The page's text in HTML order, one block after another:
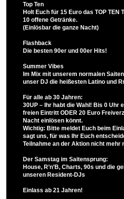
Top Ten
Holt Euch für 15 Euro das TOP TEN
10 offene Getränke.
(Einlösbar die ganze Nacht)
Flashback
Die besten 90er und 00er Hits!
Summer Vibes
Im Mix mit unserem normalen
unser DJ die heißesten Latino und
Für alle ab 30 Jahren:
30UP – Ihr habt die Wahl! Bis 0 Uhr
freien Eintritt ODER 20 Euro
Nacht einlösen könnt.
Wichtig: Bitte meldet Euch beim
sagt uns, für was Ihr Euch
Teilnahme an der Aktion nicht mehr
Der Samstag im Saitensprung:
House, R’n’B, Charts, 90s und die
unseren Resident-DJs
Einlass ab 21 Jahren!